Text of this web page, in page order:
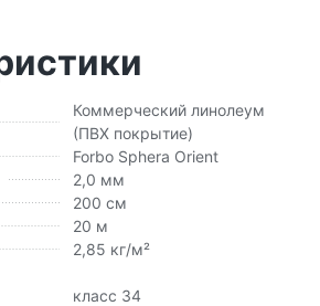
Коммерческий линолеум
(ПВХ покрытие)
Forbo Sphera Orient
2,0 мм
200 см
20 м
2,85 кг/м²
класс 34